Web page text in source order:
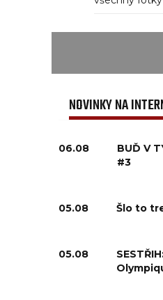
NOVINKY NA
06.08
BUĎ V
#3
05.08 Šlo to
05.08